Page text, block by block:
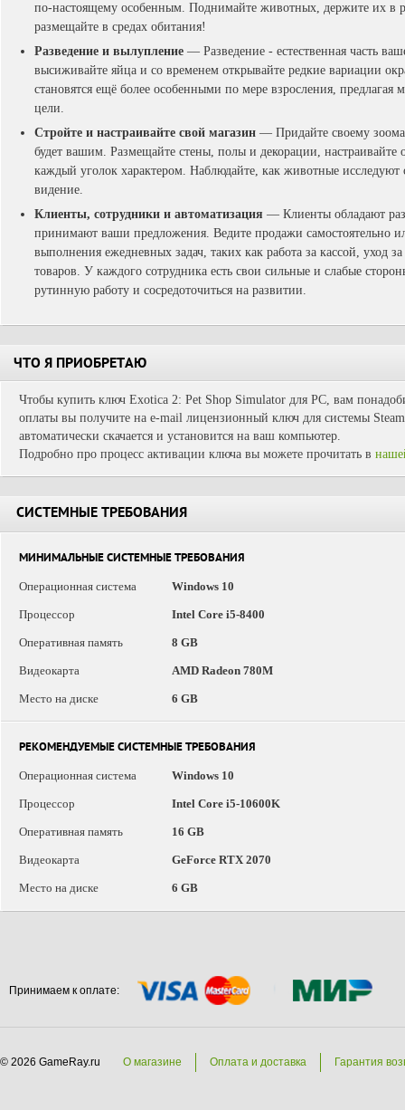
по-настоящему особенным. Поднимайте животных, держите их в
размещайте в средах обитания!
Разведение и вылупление — Разведение - естественная часть
высиживайте яйца и со временем открывайте редкие вариации
становятся ещё более особенными по мере взросления,
цели.
Стройте и настраивайте свой магазин — Придайте своему
будет вашим. Размещайте стены, полы и декорации, настраивайте
каждый уголок характером. Наблюдайте, как животные
видение.
Клиенты, сотрудники и автоматизация — Клиенты обладают
принимают ваши предложения. Ведите продажи самостоятельно
выполнения ежедневных задач, таких как работа за кассой, уход
товаров. У каждого сотрудника есть свои сильные и слабые
рутинную работу и сосредоточиться на развитии.
ЧТО Я ПРИОБРЕТАЮ
Чтобы купить ключ Exotica 2: Pet Shop Simulator для PC, вам
оплаты вы получите на e-mail лицензионный ключ для системы
автоматически скачается и установится на ваш компьютер.
Подробно про процесс активации ключа вы можете прочитать в
СИСТЕМНЫЕ ТРЕБОВАНИЯ
МИНИМАЛЬНЫЕ СИСТЕМНЫЕ ТРЕБОВАНИЯ
Операционная система
Windows 10
Процессор Intel Core i5-8400
Оперативная память 8 GB
Видеокарта AMD Radeon 780M
Место на диске 6 GB
РЕКОМЕНДУЕМЫЕ СИСТЕМНЫЕ ТРЕБОВАНИЯ
Операционная система
Windows 10
Процессор Intel Core i5-10600K
Оперативная память 16 GB
Видеокарта GeForce RTX 2070
Место на диске 6 GB
Принимаем к оплате:
© 2026 GameRay.ru О магазине Оплата и доставка Гарантия